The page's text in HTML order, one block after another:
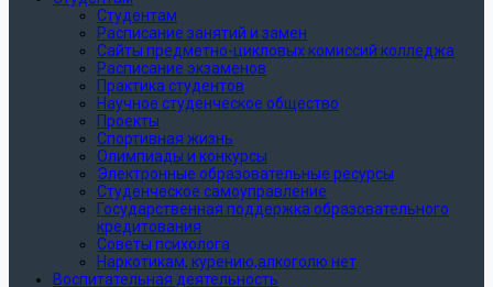
Студентам
Расписание занятий и замен
Сайты предметно-цикловых комиссий колледжа
Расписание экзаменов
Практика студентов
Научное студенческое общество
Проекты
Спортивная жизнь
Олимпиады и конкурсы
Электронные образовательные ресурсы
Студенческое самоуправление
Государственная поддержка образовательного
кредитования
Советы психолога
Наркотикам, курению,алкоголю нет
Воспитательная деятельность